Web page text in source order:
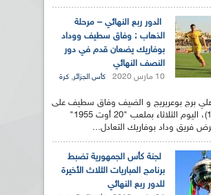
الدور ربع النهائي – مرحلة
الذهاب : وفاق سطيف ووداد
بوفاريك يضعان قدم في دور
النصف النهائي
10 مارس 2020 كأس الجزائر, كرة
برج بوعريريج و الضيف وفاق سطيف على
تعادل مثير(1-1)، اليوم الثلاثاء بملعب "20 أوت 1955"
فريق وداد بوفاريك التعادل...
لجنة كأس الجمهورية تضبط
برنامج المباريات الثلاث الأخيرة
للدور ربع النهائي